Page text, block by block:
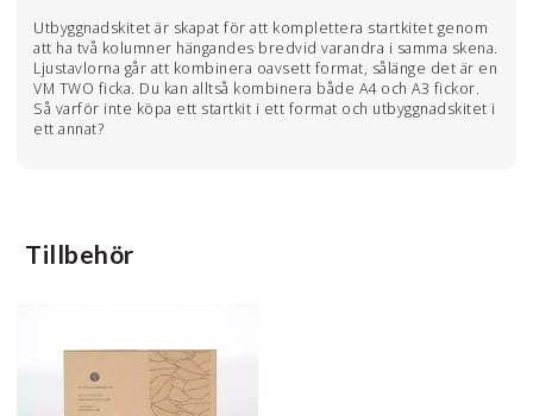
Utbyggnadskitet är skapat för att komplettera startkitet genom
att ha två kolumner hängandes bredvid varandra i samma skena.
Ljustavlorna går att kombinera oavsett format, sålänge det är en
VM TWO ficka. Du kan alltså kombinera både A4 och A3 fickor.
Så varför inte köpa ett startkit i ett format och utbyggnadskitet i
ett annat?
Tillbehör